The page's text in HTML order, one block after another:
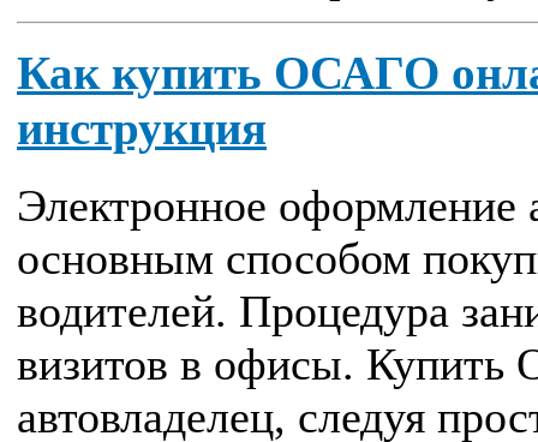
Как купить ОСАГО
инструкция
Электронное оформление
основным способом
водителей. Процедура
визитов в офисы.
автовладелец, следуя